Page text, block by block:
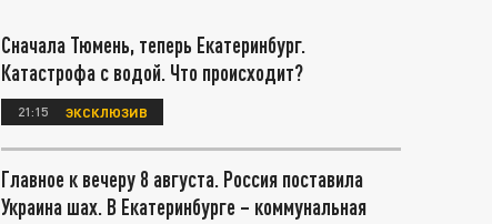
Сначала Тюмень, теперь Екатеринбург.
Катастрофа с водой. Что происходит?
21:15 ЭКСКЛЮЗИВ
Главное к вечеру 8 августа. Россия поставила
Украина шах. В Екатеринбурге – коммунальная